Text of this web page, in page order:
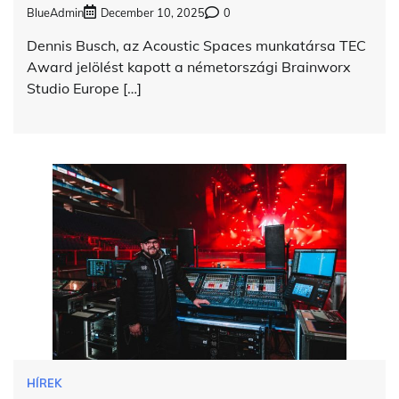
BlueAdmin December 10, 2025 0
Dennis Busch, az Acoustic Spaces munkatársa TEC
Award jelölést kapott a németországi Brainworx
Studio Europe […]
HÍREK